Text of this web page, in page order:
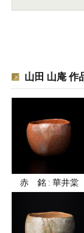
山田 山庵 作
赤 銘 : 華井棠